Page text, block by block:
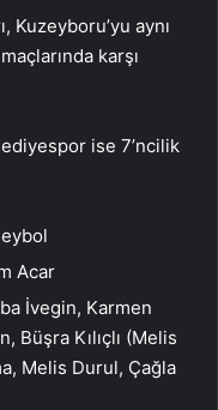
Kuzeyboru’yu aynı
karşı
ise 7’ncilik
Acar
İvegin, Karmen
Büşra Kılıçlı (Melis
Melis Durul, Çağla